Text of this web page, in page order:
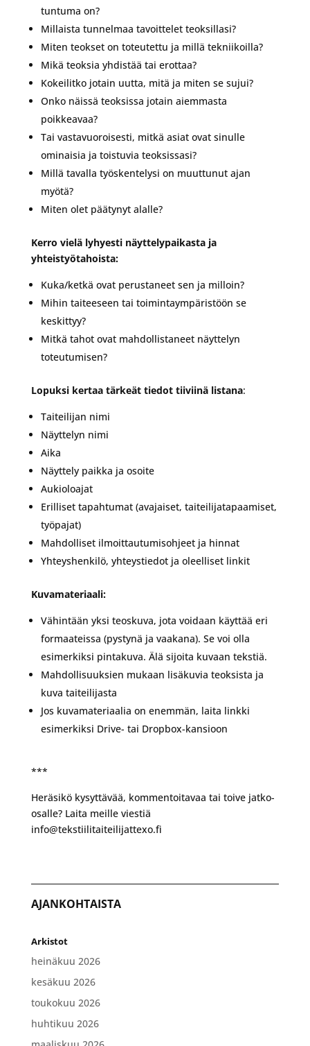
tuntuma on?
Millaista tunnelmaa tavoittelet teoksillasi?
Miten teokset on toteutettu ja millä tekniikoilla?
Mikä teoksia yhdistää tai erottaa?
Kokeilitko jotain uutta, mitä ja miten se sujui?
Onko näissä teoksissa jotain aiemmasta
poikkeavaa?
Tai vastavuoroisesti, mitkä asiat ovat sinulle
ominaisia ja toistuvia teoksissasi?
Millä tavalla työskentelysi on muuttunut ajan
myötä?
Miten olet päätynyt alalle?
Kerro vielä lyhyesti näyttelypaikasta ja
yhteistyötahoista:
Kuka/ketkä ovat perustaneet sen ja milloin?
Mihin taiteeseen tai toimintaympäristöön se
keskittyy?
Mitkä tahot ovat mahdollistaneet näyttelyn
toteutumisen?
Lopuksi kertaa tärkeät tiedot tiiviinä listana:
Taiteilijan nimi
Näyttelyn nimi
Aika
Näyttely paikka ja osoite
Aukioloajat
Erilliset tapahtumat (avajaiset, taiteilijatapaamiset,
työpajat)
Mahdolliset ilmoittautumisohjeet ja hinnat
Yhteyshenkilö, yhteystiedot ja oleelliset linkit
Kuvamateriaali:
Vähintään yksi teoskuva, jota voidaan käyttää eri
formaateissa (pystynä ja vaakana). Se voi olla
esimerkiksi pintakuva. Älä sijoita kuvaan tekstiä.
Mahdollisuuksien mukaan lisäkuvia teoksista ja
kuva taiteilijasta
Jos kuvamateriaalia on enemmän, laita linkki
esimerkiksi Drive- tai Dropbox-kansioon
***
Heräsikö kysyttävää, kommentoitavaa tai toive jatko-
osalle? Laita meille viestiä
info@tekstiilitaiteilijattexo.fi
AJANKOHTAISTA
Arkistot
heinäkuu 2026
kesäkuu 2026
toukokuu 2026
huhtikuu 2026